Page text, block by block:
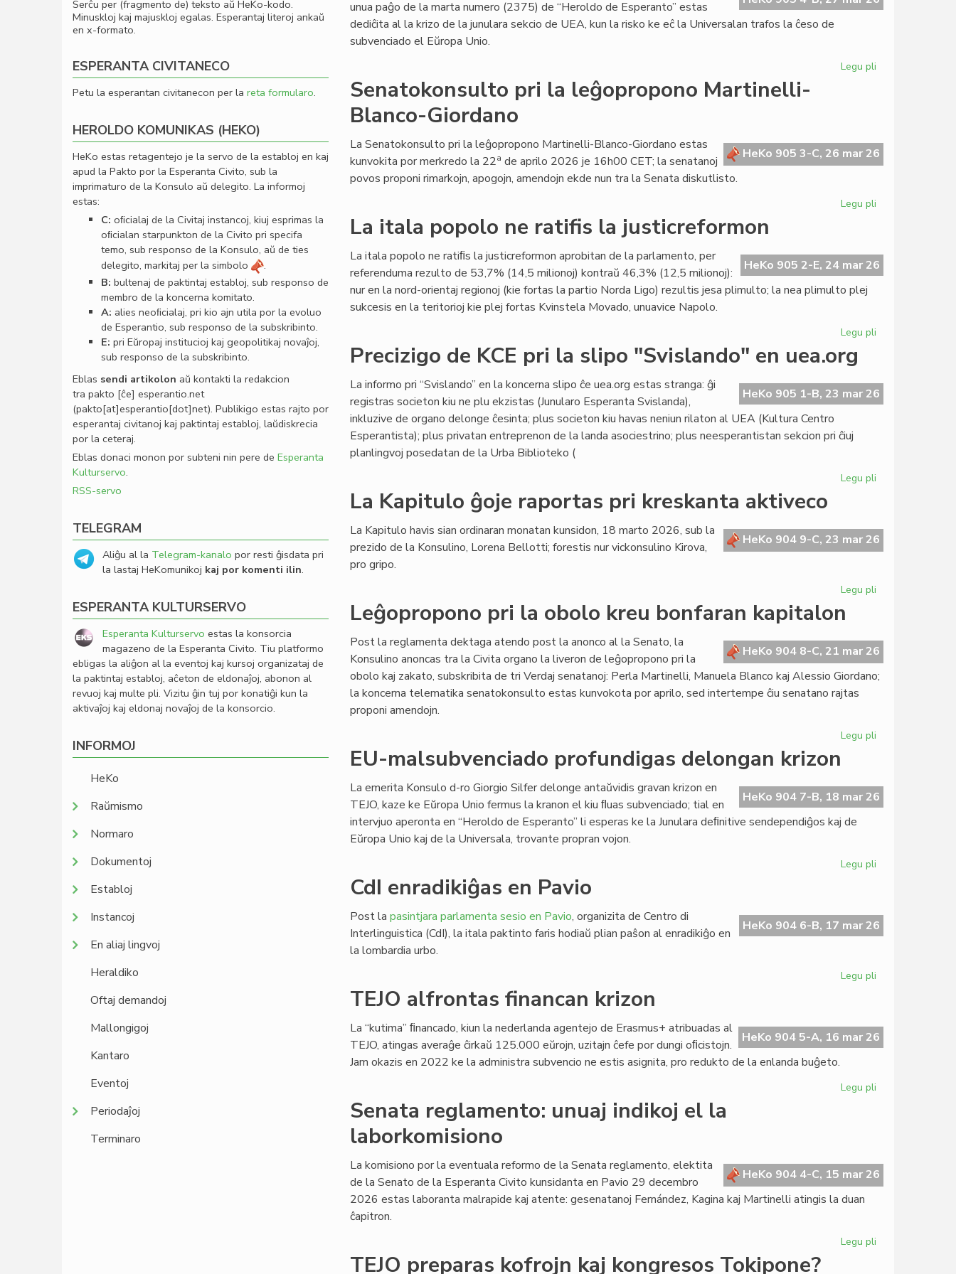
unua paĝo de la marta numero (2375) de “Heroldo de Esperanto” estas
dediĉita al la krizo de la junulara sekcio de UEA, kun la risko ke eĉ la Universalan trafos la ĉeso de
subvenciado el Eŭropa Unio.
Legu pli
pri
la
Senatokonsulto pri la leĝopropono Martinelli-
Blanco-Giordano
HeKo 905 3-C, 26 mar 26
La Senatokonsulto pri la leĝopropono Martinelli-Blanco-Giordano estas
kunvokita por merkredo la 22a de aprilo 2026 je 16h00 CET; la senatanoj
povos proponi rimarkojn, apogojn, amendojn ekde nun tra la Senata diskutlisto.
Legu pli
leĝopropono
Martinelli-
La itala popolo ne ratifis la justicreformon
HeKo 905 2-E, 24 mar 26
La itala popolo ne ratiﬁs la justicreformon aprobitan de la parlamento, per
referenduma rezulto de 53,7% (14,5 milionoj) kontraŭ 46,3% (12,5 milionoj):
nur en la nord-orientaj regionoj (kie fortas la partio Norda Ligo) rezultis jesa plimulto; la nea plimulto plej
sukcesis en la teritorioj kie plej fortas Kvinstela Movado, unuavice Napolo.
Legu pli
ne
ratifis
Precizigo de KCE pri la slipo "Svislando" en uea.org
HeKo 905 1-B, 23 mar 26
La informo pri “Svislando” en la koncerna slipo ĉe uea.org estas stranga: ĝi
registras societon kiu ne plu ekzistas (Junularo Esperanta Svislanda),
inkluzive de organo delonge ĉesinta; plus societon kiu havas neniun rilaton al UEA (Kultura Centro
Esperantista); plus privatan entreprenon de la landa asociestrino; plus neesperantistan sekcion pri ĉiuj
planlingvoj posedatan de la Urba Biblioteko (
Legu pli
pri
la
La Kapitulo ĝoje raportas pri kreskanta aktiveco
HeKo 904 9-C, 23 mar 26
La Kapitulo havis sian ordinaran monatan kunsidon, 18 marto 2026, sub la
prezido de la Konsulino, Lorena Bellotti; forestis nur vickonsulino Kirova,
pro gripo.
Legu pli
raportas
pri
kreskanta
Leĝopropono pri la obolo kreu bonfaran kapitalon
HeKo 904 8-C, 21 mar 26
Post la reglamenta dektaga atendo post la anonco al la Senato, la
Konsulino anoncas tra la Civita organo la liveron de leĝopropono pri la
obolo kaj zakato, subskribita de tri Verdaj senatanoj: Perla Martinelli, Manuela Blanco kaj Alessio Giordano;
la koncerna telematika senatokonsulto estas kunvokota por aprilo, sed intertempe ĉiu senatano rajtas
proponi amendojn.
Legu pli
obolo
kreu
EU-malsubvenciado profundigas delongan krizon
HeKo 904 7-B, 18 mar 26
La emerita Konsulo d-ro Giorgio Silfer delonge antaŭvidis gravan krizon en
TEJO, kaze ke Eŭropa Unio fermus la kranon el kiu ﬂuas subvenciado; tial en
intervjuo aperonta en “Heroldo de Esperanto” li esperas ke la Junulara deﬁnitive sendependiĝos kaj de
Eŭropa Unio kaj de la Universala, trovante propran vojon.
Legu pli
delongan
krizon
CdI enradikiĝas en Pavio
HeKo 904 6-B, 17 mar 26
Post la pasintjara parlamenta sesio en Pavio, organizita de Centro di
Interlinguistica (CdI), la itala paktinto faris hodiaŭ plian paŝon al enradikiĝo en
la lombardia urbo.
Legu pli
Pavio
TEJO alfrontas financan krizon
HeKo 904 5-A, 16 mar 26
La “kutima” ﬁnancado, kiun la nederlanda agentejo de Erasmus+ atribuadas al
TEJO, atingas averaĝe ĉirkaŭ 125.000 eŭrojn, uzitajn ĉefe por dungi oﬁcistojn.
Jam okazis en 2022 ke la administra subvencio ne estis asignita, pro redukto de la enlanda buĝeto.
Legu pli
Senata reglamento: unuaj indikoj el la
laborkomisiono
HeKo 904 4-C, 15 mar 26
La komisiono por la eventuala reformo de la Senata reglamento, elektita
de la Senato de la Esperanta Civito kunsidanta en Pavio 29 decembro
2026 estas laboranta malrapide kaj atente: gesenatanoj Fernández, Kagina kaj Martinelli atingis la duan
ĉapitron.
Legu pli
TEJO preparas kofrojn kaj kongresos Tokipone?
Serĉu per (fragmento de) teksto aŭ HeKo-kodo.
Minuskloj kaj majuskloj egalas. Esperantaj literoj ankaŭ
en x-formato.
ESPERANTA CIVITANECO
Petu la esperantan civitanecon per la reta formularo.
HEROLDO KOMUNIKAS (HEKO)
HeKo estas retagentejo je la servo de la establoj en kaj
apud la Pakto por la Esperanta Civito, sub la
imprimaturo de la Konsulo aŭ delegito. La informoj
estas:
C: oﬁcialaj de la Civitaj instancoj, kiuj esprimas la
oﬁcialan starpunkton de la Civito pri specifa
temo, sub responso de la Konsulo, aŭ de ties
delegito, markitaj per la simbolo
.
B: bultenaj de paktintaj establoj, sub responso de
membro de la koncerna komitato.
A: alies neoﬁcialaj, pri kio ajn utila por la evoluo
de Esperantio, sub responso de la subskribinto.
E: pri Eŭropaj institucioj kaj geopolitikaj novaĵoj,
sub responso de la subskribinto.
Eblas sendi artikolon aŭ kontakti la redakcion
tra pakto [ĉe] esperantio.net
(pakto[at]esperantio[dot]net). Publikigo estas rajto por
esperantaj civitanoj kaj paktintaj establoj, laŭdiskrecia
por la ceteraj.
Eblas donaci monon por subteni nin pere de Esperanta
Kulturservo.
RSS-servo
TELEGRAM
Aliĝu al la Telegram-kanalo por resti ĝisdata pri
la lastaj HeKomunikoj kaj por komenti ilin.
ESPERANTA KULTURSERVO
Esperanta Kulturservo estas la konsorcia
magazeno de la Esperanta Civito. Tiu platformo
ebligas la aliĝon al la eventoj kaj kursoj organizataj de
la paktintaj establoj, aĉeton de eldonaĵoj, abonon al
revuoj kaj multe pli. Vizitu ĝin tuj por konatiĝi kun la
aktivaĵoj kaj eldonaj novaĵoj de la konsorcio.
INFORMOJ
HeKo
Raŭmismo
Normaro
Dokumentoj
Establoj
Instancoj
En aliaj lingvoj
Heraldiko
Oftaj demandoj
Mallongigoj
Kantaro
Eventoj
Periodaĵoj
Terminaro